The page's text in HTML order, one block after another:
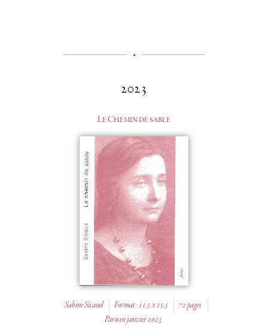
•
2023
Le Chemin de sable
Sabine Sicaud Format : 11,5 x 15,5
72 pages
Paru en janvier 2023